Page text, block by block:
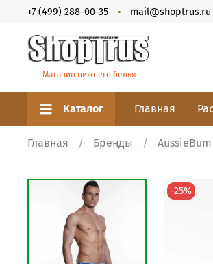
+7 (499) 288-00-35 mail@shoptrus.ru
Магазин нижнего белья
Каталог Главная
Главная Бренды AussieBum
-25%